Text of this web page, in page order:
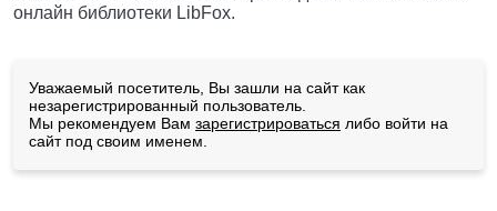
онлайн библиотеки LibFox.
Уважаемый посетитель, Вы зашли на сайт как
незарегистрированный пользователь.
Мы рекомендуем Вам зарегистрироваться либо войти на
сайт под своим именем.